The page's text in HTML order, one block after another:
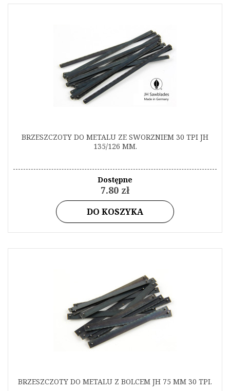
BRZESZCZOTY DO METALU ZE SWORZNIEM 30 TPI JH
135/126 MM.
Dostępne
7.80 zł
DO KOSZYKA
BRZESZCZOTY DO METALU Z BOLCEM JH 75 MM 30 TPI.